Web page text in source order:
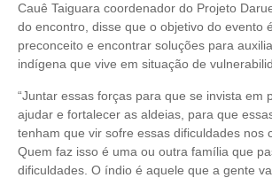
Cauê Taiguara coordenador do Projeto
do encontro, disse que o objetivo do evento
preconceito e encontrar soluções para
indígena que vive em situação de
“Juntar essas forças para que se invista em
ajudar e fortalecer as aldeias, para que
tenham que vir sofre essas dificuldades nos
Quem faz isso é uma ou outra família que
dificuldades. O índio é aquele que a gente